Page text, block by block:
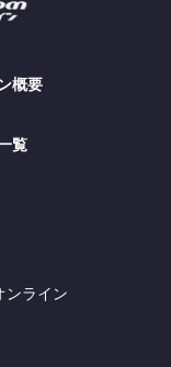
概要
覧
ンライン